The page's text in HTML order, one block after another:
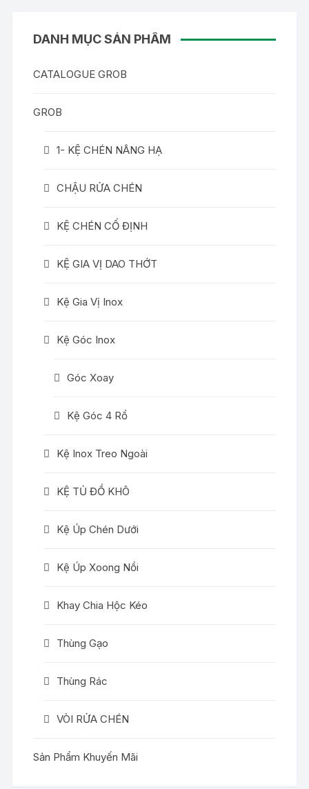
DANH MỤC SẢN PHẨM
CATALOGUE GROB
GROB
1- KỆ CHÉN NÂNG HẠ
CHẬU RỬA CHÉN
KỆ CHÉN CỐ ĐỊNH
KỆ GIA VỊ DAO THỚT
Kệ Gia Vị Inox
Kệ Góc Inox
Góc Xoay
Kệ Góc 4 Rổ
Kệ Inox Treo Ngoài
KỆ TỦ ĐỒ KHÔ
Kệ Úp Chén Dưới
Kệ Úp Xoong Nồi
Khay Chia Hộc Kéo
Thùng Gạo
Thùng Rác
VÒI RỬA CHÉN
Sản Phẩm Khuyến Mãi